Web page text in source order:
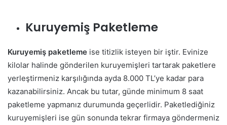
Kuruyemiş Paketleme
Kuruyemiş paketleme ise titizlik isteyen bir iştir. Evinize
kilolar halinde gönderilen kuruyemişleri tartarak paketlere
yerleştirmeniz karşılığında ayda 8.000 TL’ye kadar para
kazanabilirsiniz. Ancak bu tutar, günde minimum 8 saat
paketleme yapmanız durumunda geçerlidir. Paketlediğiniz
kuruyemişleri ise gün sonunda tekrar firmaya göndermeniz